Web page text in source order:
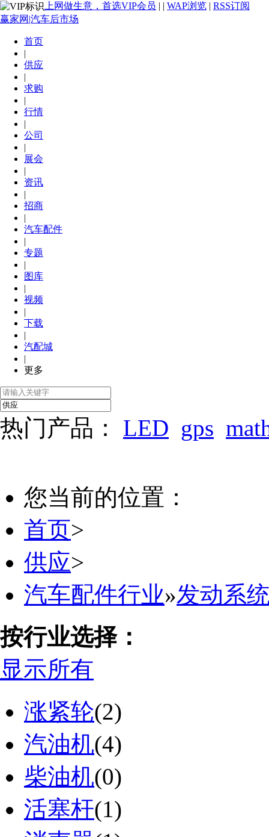
上网做生意，首选VIP会员 | | WAP浏览 | RSS订阅
赢家网|汽车后市场
首页
|
供应
|
求购
|
行情
|
公司
|
展会
|
资讯
|
招商
|
汽车配件
|
专题
|
图库
|
视频
|
下载
|
汽配城
|
更多
热门产品： LED gps
您当前的位置：
首页>
供应>
汽车配件行业»发动系
按行业选择：
显示所有
涨紧轮(2)
汽油机(4)
柴油机(0)
活塞杆(1)